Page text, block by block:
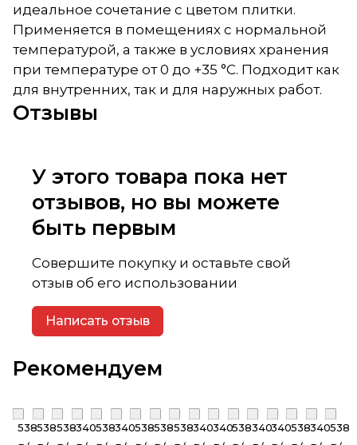
идеальное сочетание с цветом плитки.
Применяется в помещениях с нормальной
температурой, а также в условиях хранения
при температуре от 0 до +35 °С. Подходит как
для внутренних, так и для наружных работ.
Отзывы
У этого товара пока нет
отзывов, но вы можете
быть первым
Совершите покупку и оставьте свой
отзыв об его использовании
Написать отзыв
Рекомендуем
538538538340538340538538538340340538340340538340538